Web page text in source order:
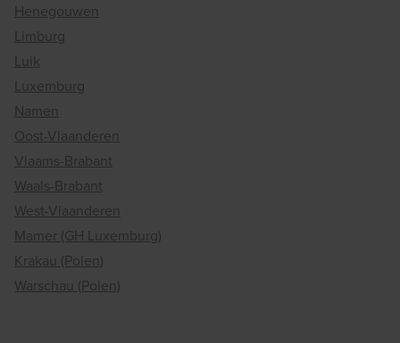
Henegouwen
Limburg
Luik
Luxemburg
Namen
Oost-Vlaanderen
Vlaams-Brabant
Waals-Brabant
West-Vlaanderen
Mamer (GH Luxemburg)
Krakau (Polen)
Warschau (Polen)